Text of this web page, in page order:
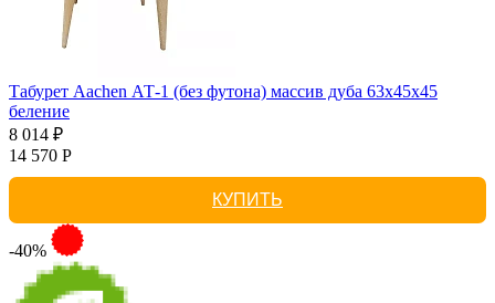
Табурет Aachen АТ-1 (без футона) массив дуба 63х45х45
беление
8 014 ₽
14 570 Р
КУПИТЬ
-40%